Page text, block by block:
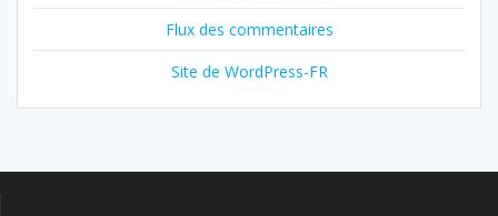
Flux des commentaires
Site de WordPress-FR